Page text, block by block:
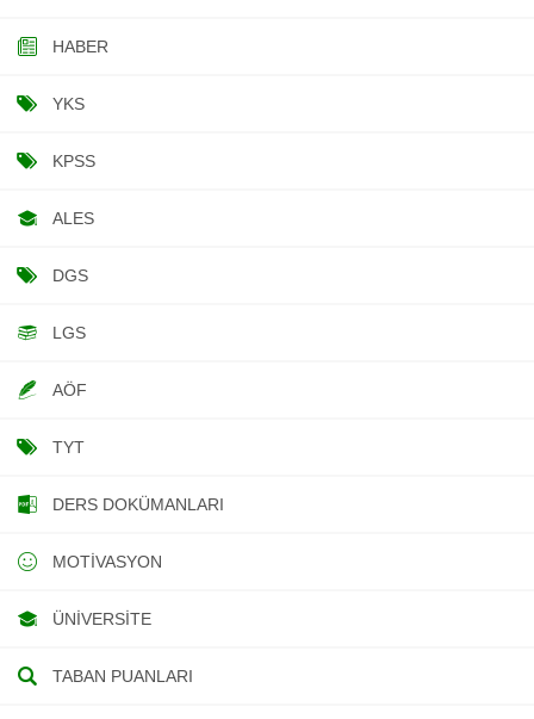
HABER
YKS
KPSS
ALES
DGS
LGS
AÖF
TYT
DERS DOKÜMANLARI
MOTIVASYON
ÜNIVERSITE
TABAN PUANLARI